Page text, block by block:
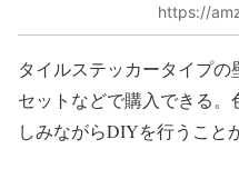
https://
タイルステッカータイプ
セットなどで購入できる
しみながらDIYを行うこと